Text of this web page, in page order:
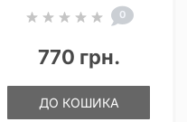
0
770 грн.
ДО КОШИКА